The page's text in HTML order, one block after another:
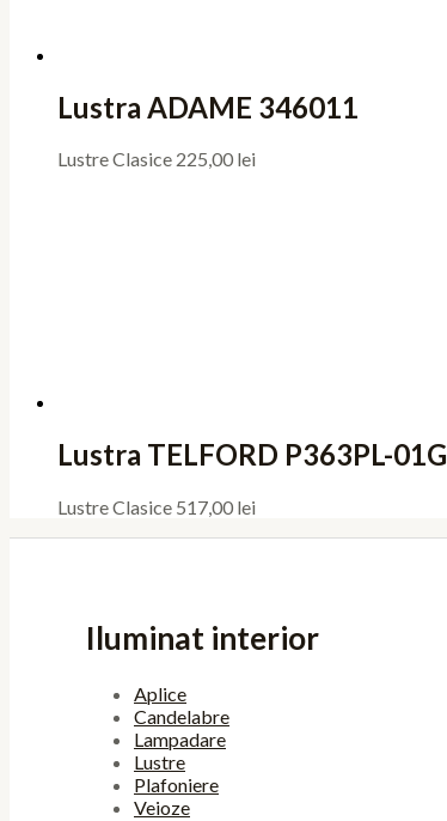
Lustra ADAME 346011
Lustre Clasice 225,00 lei
Lustra TELFORD P363PL-01G
Lustre Clasice 517,00 lei
Iluminat interior
Aplice
Candelabre
Lampadare
Lustre
Plafoniere
Veioze